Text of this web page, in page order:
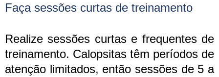
Faça sessões curtas de treinamento
Realize sessões curtas e frequentes de
treinamento. Calopsitas têm períodos de
atenção limitados, então sessões de 5 a